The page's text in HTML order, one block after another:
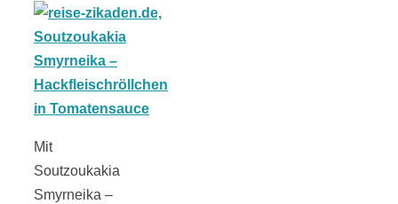
Mit
Soutzoukakia
Smyrneika –